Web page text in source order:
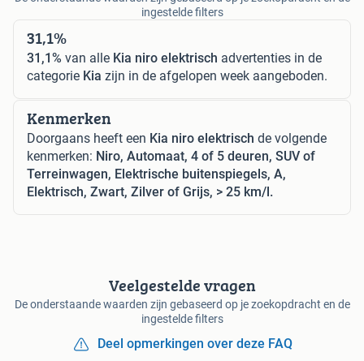
ingestelde filters
31,1%
31,1% van alle Kia niro elektrisch advertenties in de
categorie Kia zijn in de afgelopen week aangeboden.
Kenmerken
Doorgaans heeft een Kia niro elektrisch de volgende
kenmerken: Niro, Automaat, 4 of 5 deuren, SUV of
Terreinwagen, Elektrische buitenspiegels, A,
Elektrisch, Zwart, Zilver of Grijs, > 25 km/l.
Veelgestelde vragen
De onderstaande waarden zijn gebaseerd op je zoekopdracht en de
ingestelde filters
Deel opmerkingen over deze FAQ